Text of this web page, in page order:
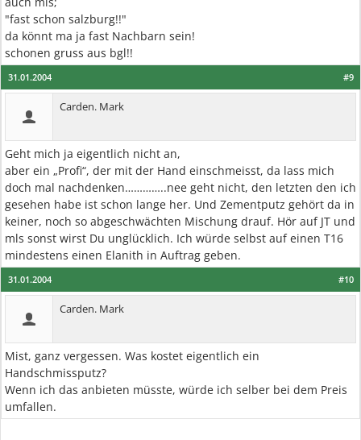
"fast schon salzburg!!"
da könnt ma ja fast Nachbarn sein!
schonen gruss aus bgl!!
#9
31.01.2004
Carden. Mark
Geht mich ja eigentlich nicht an,
aber ein „Profi“, der mit der Hand einschmeisst, da lass mich
doch mal nachdenken…………..nee geht nicht, den letzten den ich
gesehen habe ist schon lange her. Und Zementputz gehört da in
keiner, noch so abgeschwächten Mischung drauf. Hör auf JT und
mls sonst wirst Du unglücklich. Ich würde selbst auf einen T16
mindestens einen Elanith in Auftrag geben.
#10
31.01.2004
Carden. Mark
Mist, ganz vergessen. Was kostet eigentlich ein
Handschmissputz?
Wenn ich das anbieten müsste, würde ich selber bei dem Preis
umfallen.